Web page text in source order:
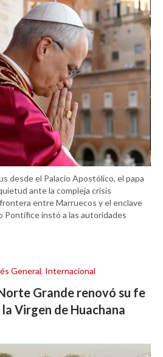
desde el Palacio Apostólico, el papa
ante la compleja crisis
entre Marruecos y el enclave
Pontífice instó a las autoridades
General, Internacional
Grande renovó su fe
Virgen de Huachana